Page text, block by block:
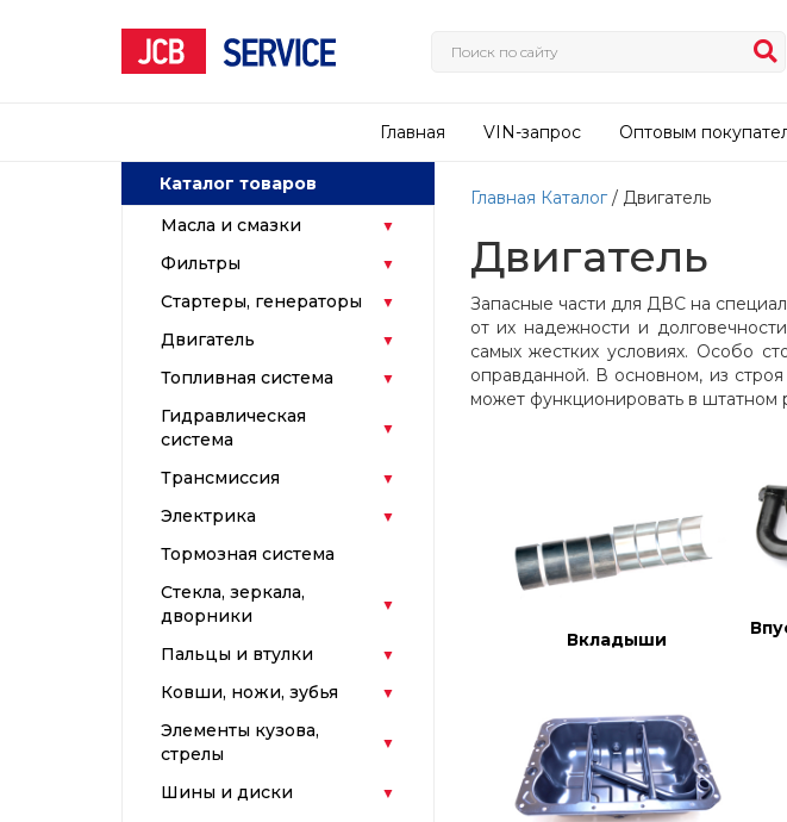
Главная VIN-запрос Оптовым
Каталог товаров
Масла и смазки
Фильтры
Стартеры, генераторы
Двигатель
Топливная система
Гидравлическая
система
Трансмиссия
Электрика
Тормозная система
Стекла, зеркала,
дворники
Пальцы и втулки
Ковши, ножи, зубья
Элементы кузова,
стрелы
Шины и диски
Главная Каталог/ Двигатель
Двигатель
Запасные части для ДВС на
от их надежности и
самых жестких условиях. Особо
оправданной. В основном, из
может функционировать в штатном
Вкладыши